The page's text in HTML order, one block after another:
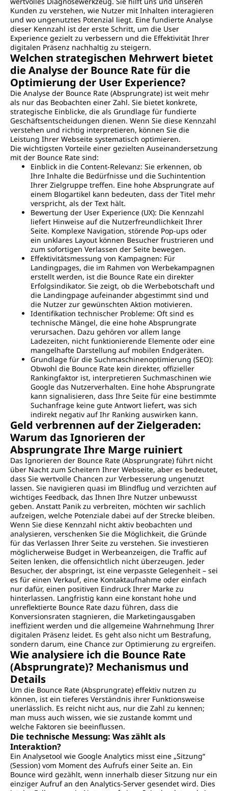
Kunden zu verstehen, wie Nutzer mit Inhalten interagieren
und wo ungenutztes Potenzial liegt. Eine fundierte Analyse
dieser Kennzahl ist der erste Schritt, um die User
Experience gezielt zu verbessern und die Effektivität Ihrer
digitalen Präsenz nachhaltig zu steigern.
Welchen strategischen Mehrwert bietet
die Analyse der Bounce Rate für die
Optimierung der User Experience?
Die Analyse der Bounce Rate (Absprungrate) ist weit mehr
als nur das Beobachten einer Zahl. Sie bietet konkrete,
strategische Einblicke, die als Grundlage für fundierte
Geschäftsentscheidungen dienen. Wenn Sie diese Kennzahl
verstehen und richtig interpretieren, können Sie die
Leistung Ihrer Webseite systematisch optimieren.
Die wichtigsten Vorteile einer gezielten Auseinandersetzung
mit der Bounce Rate sind:
Einblick in die Content-Relevanz: Sie erkennen, ob
Ihre Inhalte die Bedürfnisse und die Suchintention
Ihrer Zielgruppe treffen. Eine hohe Absprungrate auf
einem Blogartikel kann bedeuten, dass der Titel mehr
verspricht, als der Text hält.
Bewertung der User Experience (UX): Die Kennzahl
liefert Hinweise auf die Nutzerfreundlichkeit Ihrer
Seite. Komplexe Navigation, störende Pop-ups oder
ein unklares Layout können Besucher frustrieren und
zum sofortigen Verlassen der Seite bewegen.
Effektivitätsmessung von Kampagnen: Für
Landingpages, die im Rahmen von Werbekampagnen
erstellt werden, ist die Bounce Rate ein direkter
Erfolgsindikator. Sie zeigt, ob die Werbebotschaft und
die Landingpage aufeinander abgestimmt sind und
die Nutzer zur gewünschten Aktion motivieren.
Identifikation technischer Probleme: Oft sind es
technische Mängel, die eine hohe Absprungrate
verursachen. Dazu gehören vor allem lange
Ladezeiten, nicht funktionierende Elemente oder eine
mangelhafte Darstellung auf mobilen Endgeräten.
Grundlage für die Suchmaschinenoptimierung (SEO):
Obwohl die Bounce Rate kein direkter, offizieller
Rankingfaktor ist, interpretieren Suchmaschinen wie
Google das Nutzerverhalten. Eine hohe Absprungrate
kann signalisieren, dass Ihre Seite für eine bestimmte
Suchanfrage keine gute Antwort liefert, was sich
indirekt negativ auf Ihr Ranking auswirken kann.
Geld verbrennen auf der Zielgeraden:
Warum das Ignorieren der
Absprungrate Ihre Marge ruiniert
Das Ignorieren der Bounce Rate (Absprungrate) führt nicht
über Nacht zum Scheitern Ihrer Webseite, aber es bedeutet,
dass Sie wertvolle Chancen zur Verbesserung ungenutzt
lassen. Sie navigieren quasi im Blindflug und verzichten auf
wichtiges Feedback, das Ihnen Ihre Nutzer unbewusst
geben. Anstatt Panik zu verbreiten, möchten wir sachlich
aufzeigen, welche Potenziale dabei auf der Strecke bleiben.
Wenn Sie diese Kennzahl nicht aktiv beobachten und
analysieren, verschenken Sie die Möglichkeit, die Gründe
für das Verlassen Ihrer Seite zu verstehen. Sie investieren
möglicherweise Budget in Werbeanzeigen, die Traffic auf
Seiten lenken, die offensichtlich nicht überzeugen. Jeder
Besucher, der abspringt, ist eine verpasste Gelegenheit – sei
es für einen Verkauf, eine Kontaktaufnahme oder einfach
nur dafür, einen positiven Eindruck Ihrer Marke zu
hinterlassen. Langfristig kann eine konstant hohe und
unreflektierte Bounce Rate dazu führen, dass die
Konversionsraten stagnieren, die Marketingausgaben
ineffizient werden und die allgemeine Wahrnehmung Ihrer
digitalen Präsenz leidet. Es geht also nicht um Bestrafung,
sondern darum, eine Chance zur Optimierung zu ergreifen.
Wie analysiere ich die Bounce Rate
(Absprungrate)? Mechanismus und
Details
Um die Bounce Rate (Absprungrate) effektiv nutzen zu
können, ist ein tieferes Verständnis ihrer Funktionsweise
unerlässlich. Es reicht nicht aus, nur die Zahl zu kennen;
man muss auch wissen, wie sie zustande kommt und
welche Faktoren sie beeinflussen.
Die technische Messung: Was zählt als
Interaktion?
Ein Analysetool wie Google Analytics misst eine „Sitzung“
(Session) vom Moment des Aufrufs einer Seite an. Ein
Bounce wird gezählt, wenn innerhalb dieser Sitzung nur ein
einziger Aufruf an den Analytics-Server gesendet wird. Dies